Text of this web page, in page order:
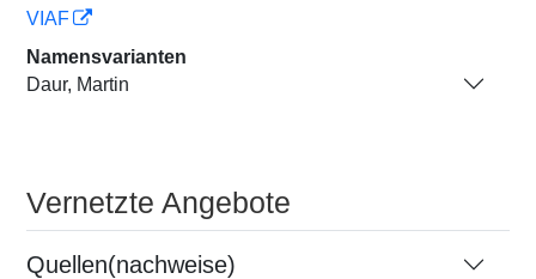
VIAF
Namensvarianten
Daur, Martin
Vernetzte Angebote
Quellen(nachweise)